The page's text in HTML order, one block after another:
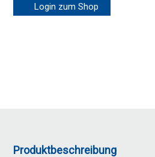
Login zum Shop
Produktbeschreibung